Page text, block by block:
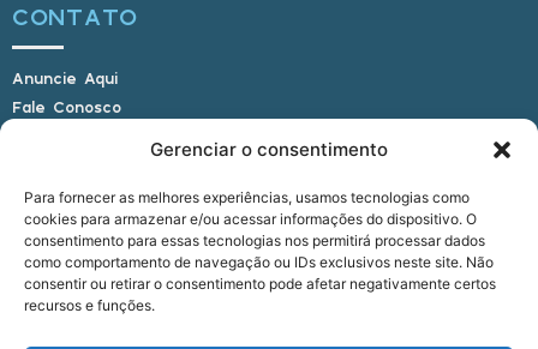
Gerenciar o consentimento
Para fornecer as melhores experiências, usamos tecnologias como
cookies para armazenar e/ou acessar informações do dispositivo. O
consentimento para essas tecnologias nos permitirá processar dados
como comportamento de navegação ou IDs exclusivos neste site. Não
consentir ou retirar o consentimento pode afetar negativamente certos
recursos e funções.
CONTATO
Anuncie Aqui
Fale Conosco
E-mail: alagoasbrasilnoticias@gmail.com
Telefone: (82) 9 9691-0391 (Whatsapp)
Responsável Técnico: Crysthyan Carlos
Rua do Sau - Centro - Anadia - AL - CEP: